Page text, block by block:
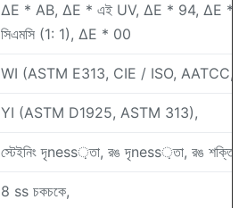
ΔE * AB, ΔE * এই UV, ΔE * 94, ΔE *
সিএমসি (1: 1), ΔE * 00
WI (ASTM E313, CIE / ISO, AATCC,
YI (ASTM D1925, ASTM 313),
স্টেইনিং দৃness়তা, রঙ দৃness়তা, রঙ শক্তি,
8 ss চকচকে,